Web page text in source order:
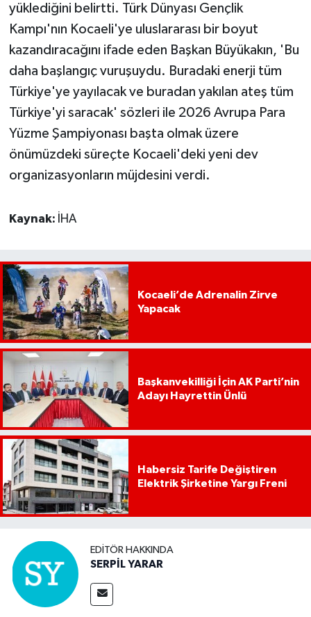
yüklediğini belirtti. Türk Dünyası Gençlik
Kampı'nın Kocaeli'ye uluslararası bir boyut
kazandıracağını ifade eden Başkan Büyükakın, 'Bu
daha başlangıç vuruşuydu. Buradaki enerji tüm
Türkiye'ye yayılacak ve buradan yakılan ateş tüm
Türkiye'yi saracak' sözleri ile 2026 Avrupa Para
Yüzme Şampiyonası başta olmak üzere
önümüzdeki süreçte Kocaeli'deki yeni dev
organizasyonların müjdesini verdi.
Kaynak: İHA
Kocaeli’de Adrenalin Zirve
Yapacak
Başkanvekilliği İçin AK Parti’nin
Adayı Hayrettin Ünlü
Habersiz Tarife Değiştiren
Elektrik Şirketine Yargı Freni
EDITÖR HAKKINDA
SERPİL YARAR